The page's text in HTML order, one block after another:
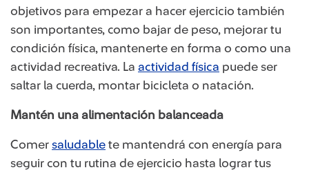
objetivos para empezar a hacer ejercicio también
son importantes, como bajar de peso, mejorar tu
condición física, mantenerte en forma o como una
actividad recreativa. La actividad física​ puede ser
saltar la cuerda, montar bicicleta o natación.
Mantén una alimentación balanceada
Comer saludable ​te mantendrá con energía para
seguir con tu rutina de ejercicio hasta lograr tus